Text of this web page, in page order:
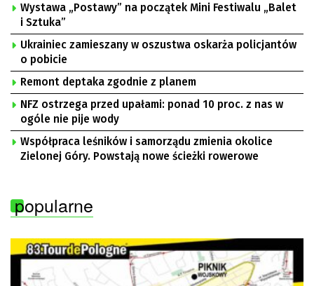
Wystawa „Postawy” na początek Mini Festiwalu „Balet
i Sztuka”
Ukrainiec zamieszany w oszustwa oskarża policjantów
o pobicie
Remont deptaka zgodnie z planem
NFZ ostrzega przed upałami: ponad 10 proc. z nas w
ogóle nie pije wody
Współpraca leśników i samorządu zmienia okolice
Zielonej Góry. Powstają nowe ścieżki rowerowe
popularne